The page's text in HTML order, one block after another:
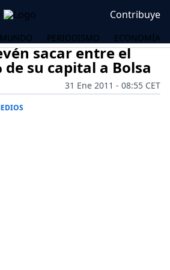
Contribuye
MUNDO PERIODISMO ECONOMÍA
sacar entre el
de su capital a Bolsa
31 Ene 2011 - 08:55 CET